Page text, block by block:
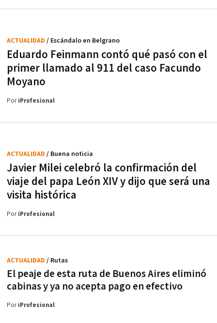
Eduardo Feinmann contó qué pasó con el
primer llamado al 911 del caso Facundo
Moyano
ACTUALIDAD / Escándalo en Belgrano
PoriProfesional
Javier Milei celebró la confirmación del
viaje del papa León XIV y dijo que será una
visita histórica
ACTUALIDAD / Buena noticia
PoriProfesional
El peaje de esta ruta de Buenos Aires eliminó
cabinas y ya no acepta pago en efectivo
ACTUALIDAD / Rutas
PoriProfesional